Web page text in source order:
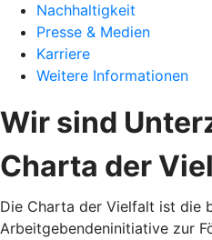
Nachhaltigkeit
Presse & Medien
Karriere
Weitere Informationen
Wir sind
Charta der
Die Charta der Vielfalt ist die
Arbeitgebendeninitiative zur